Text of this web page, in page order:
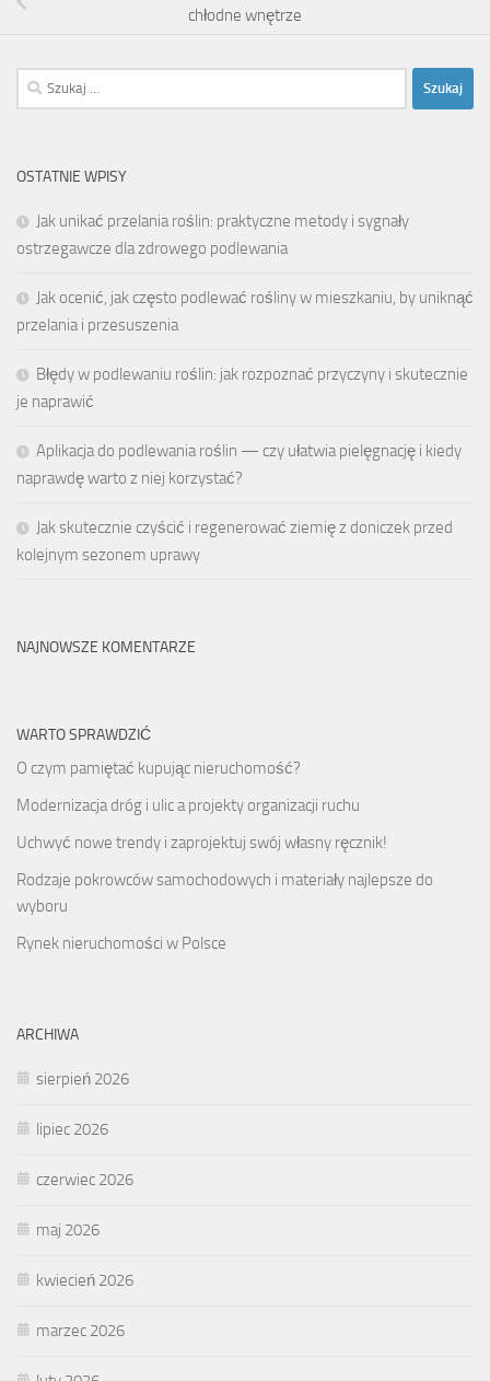
chłodne wnętrze
Szukaj:
OSTATNIE WPISY
Jak unikać przelania roślin: praktyczne metody i sygnały
ostrzegawcze dla zdrowego podlewania
Jak ocenić, jak często podlewać rośliny w mieszkaniu, by uniknąć
przelania i przesuszenia
Błędy w podlewaniu roślin: jak rozpoznać przyczyny i skutecznie
je naprawić
Aplikacja do podlewania roślin — czy ułatwia pielęgnację i kiedy
naprawdę warto z niej korzystać?
Jak skutecznie czyścić i regenerować ziemię z doniczek przed
kolejnym sezonem uprawy
NAJNOWSZE KOMENTARZE
WARTO SPRAWDZIĆ
O czym pamiętać kupując nieruchomość?
Modernizacja dróg i ulic a projekty organizacji ruchu
Uchwyć nowe trendy i zaprojektuj swój własny ręcznik!
Rodzaje pokrowców samochodowych i materiały najlepsze do
wyboru
Rynek nieruchomości w Polsce
ARCHIWA
sierpień 2026
lipiec 2026
czerwiec 2026
maj 2026
kwiecień 2026
marzec 2026